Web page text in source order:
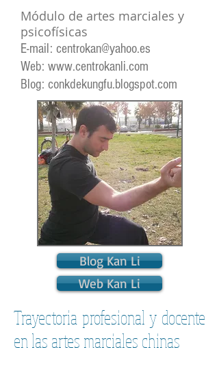
Módulo de artes marciales y
psicofísicas
E-mail: centrokan@yahoo.es
Web: www.centrokanli.com
Blog: conkdekungfu.blogspot.com
Blog Kan Li
Web Kan Li
Trayectoria profesional y docente
en las artes marciales chinas